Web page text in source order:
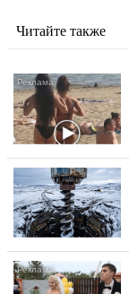
Читайте также